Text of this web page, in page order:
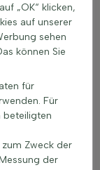
für die
Diese
und
ist die
Farben in
ist
„OK“ klicken,
auf unserer
sehen
können Sie
für
Für
beteiligten
Zweck der
der